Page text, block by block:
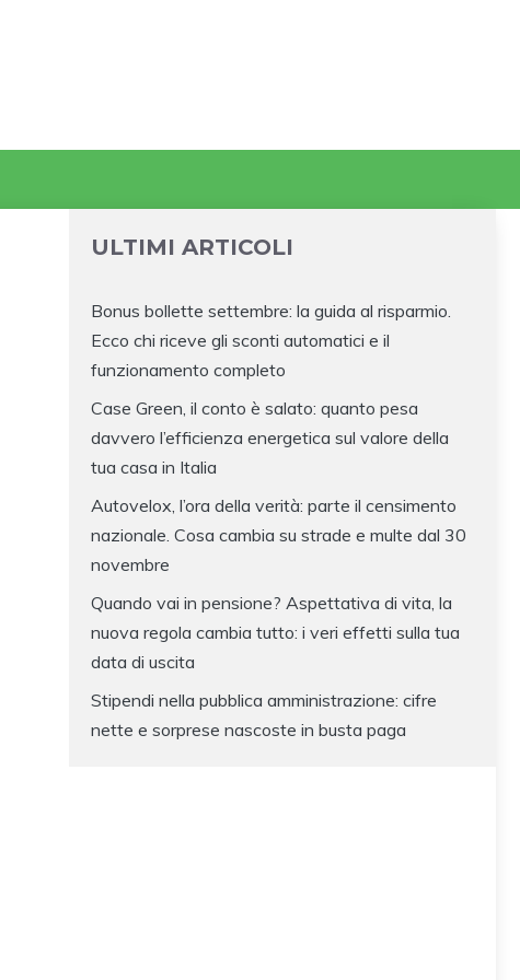
ULTIMI ARTICOLI
Bonus bollette settembre: la guida al risparmio.
Ecco chi riceve gli sconti automatici e il
funzionamento completo
Case Green, il conto è salato: quanto pesa
davvero l’efficienza energetica sul valore della
tua casa in Italia
Autovelox, l’ora della verità: parte il censimento
nazionale. Cosa cambia su strade e multe dal 30
novembre
Quando vai in pensione? Aspettativa di vita, la
nuova regola cambia tutto: i veri effetti sulla tua
data di uscita
Stipendi nella pubblica amministrazione: cifre
nette e sorprese nascoste in busta paga